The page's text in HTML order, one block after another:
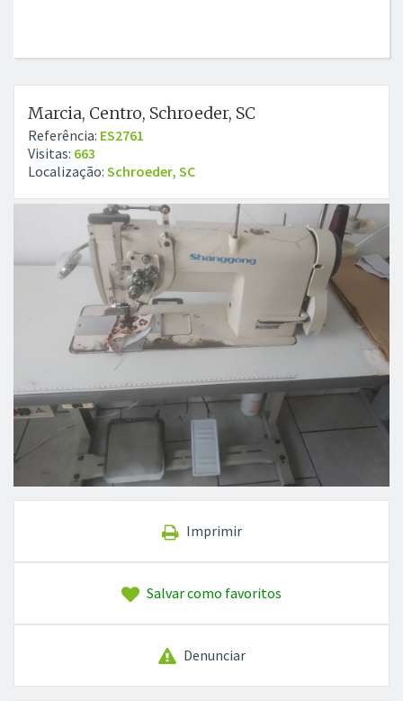
Marcia, Centro, Schroeder, SC
Referência: ES2761
Visitas: 663
Localização: Schroeder, SC
Imprimir
Salvar como favoritos
Denunciar
GRÁTIS